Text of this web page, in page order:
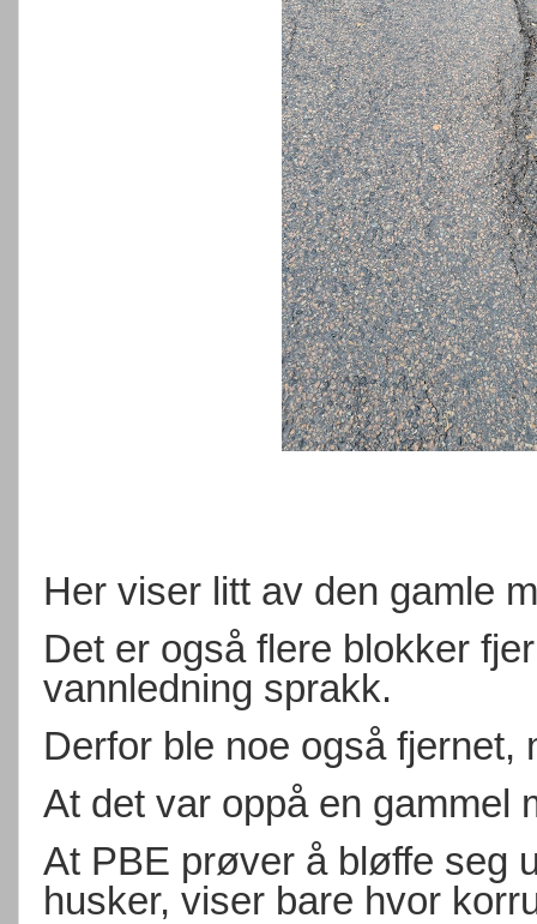
Her viser litt av den gamle
Det er også flere blokker
vannledning sprakk.
Derfor ble noe også fjernet,
At det var oppå en gammel
At PBE prøver å bløffe seg
husker, viser bare hvor